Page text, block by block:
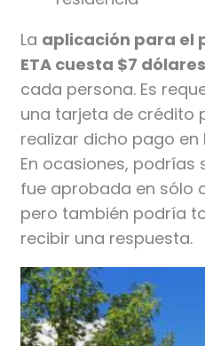
La aplicación para el
ETA cuesta $7
cada persona. Es
una tarjeta de crédito
realizar dicho pago en
En ocasiones,
fue aprobada en sólo
pero también podría
recibir una respuesta.